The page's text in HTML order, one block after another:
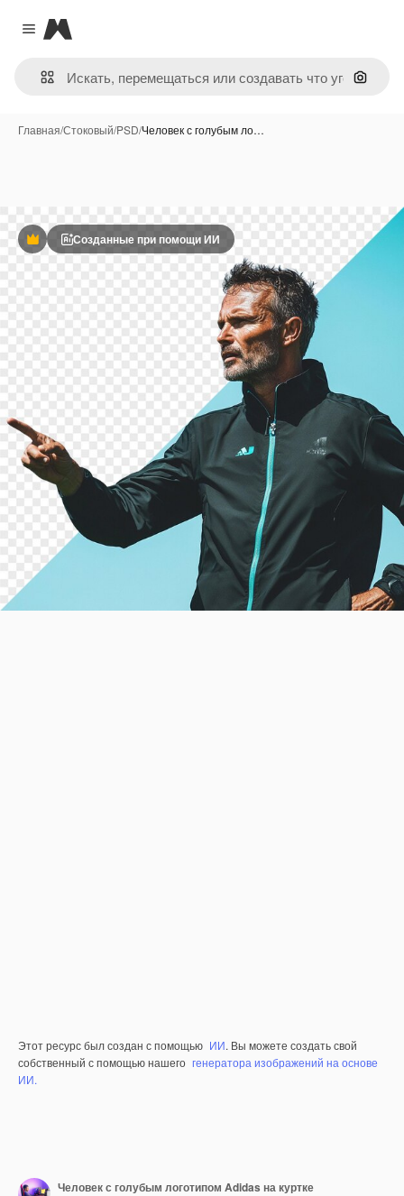
Close menu
Magnific
Поиск
Главная/Стоковый/PSD/Человек с голубым ло…
ПремиумСозданные при помощи ИИ
Этот ресурс был создан с помощью ИИ. Вы можете создать свой
собственный с помощью нашего генератора изображений на основе
ИИ.
Человек с голубым логотипом Adidas на куртке